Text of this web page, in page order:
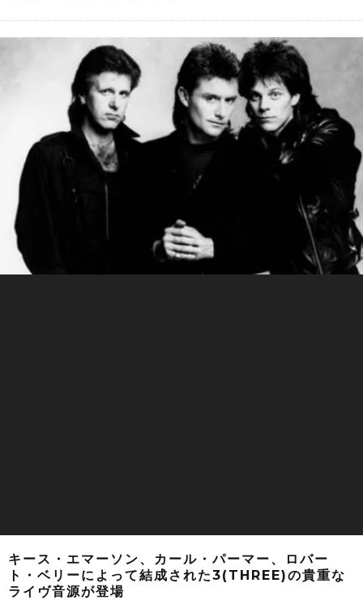
キース・エマーソン、カール・パーマー、ロバー
ト・ベリーによって結成された3(THREE)の貴重な
ライヴ音源が登場